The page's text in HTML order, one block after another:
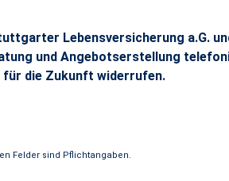
Lebensversicherung a.G.
und Angebotserstellung
die Zukunft widerrufen.
Felder sind Pflichtangaben.